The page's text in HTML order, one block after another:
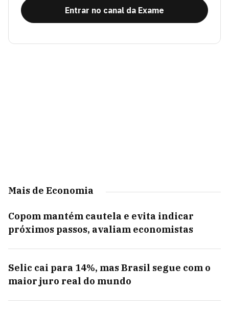
Entrar no canal da Exame
Mais de Economia
Copom mantém cautela e evita indicar
próximos passos, avaliam economistas
Selic cai para 14%, mas Brasil segue com o
maior juro real do mundo